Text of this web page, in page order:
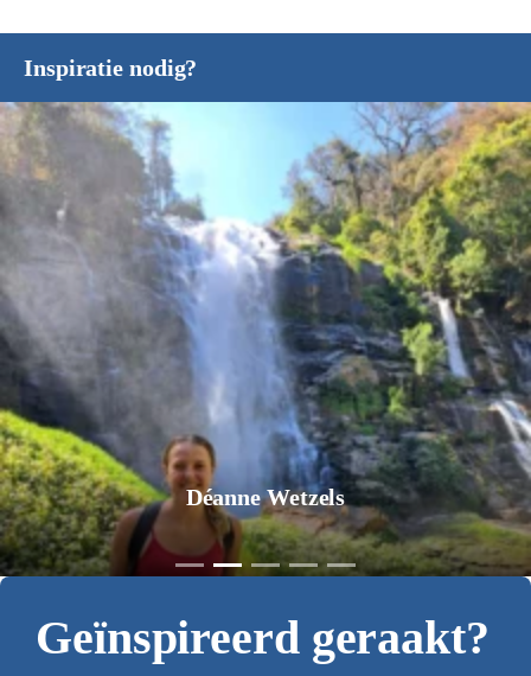
Inspiratie nodig?
Déanne Wetzels
Geïnspireerd geraakt?